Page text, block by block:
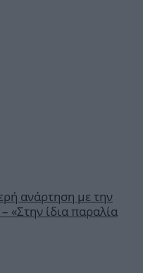
ανάρτηση με την
«Στην ίδια παραλία